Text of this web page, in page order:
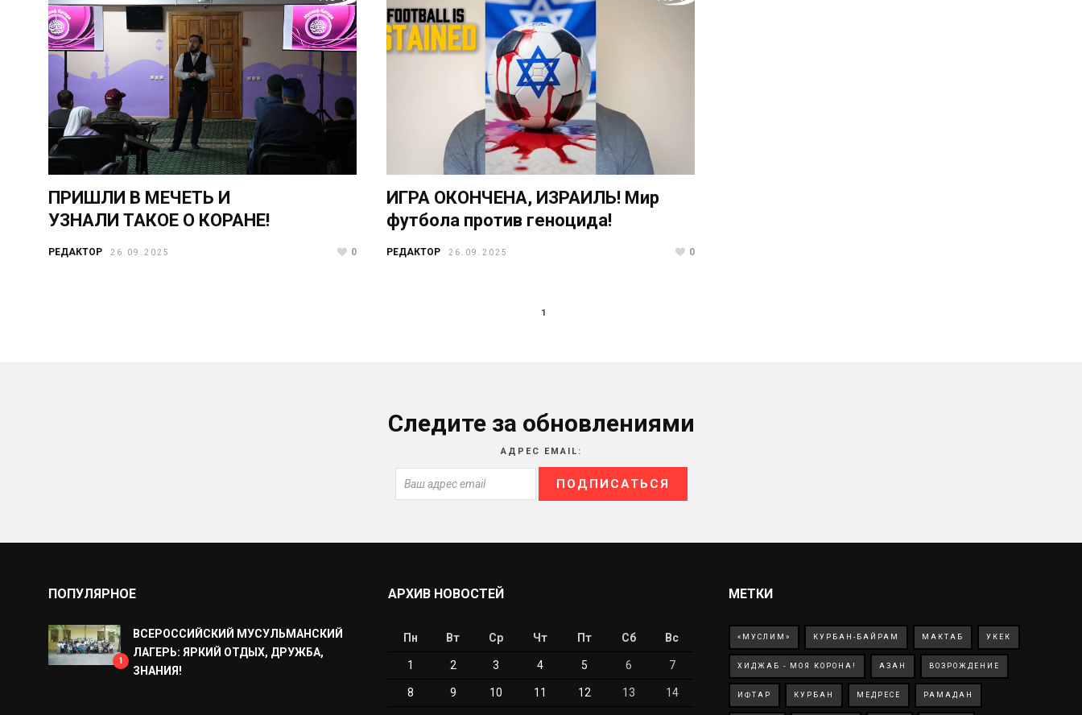
ПРИШЛИ В МЕЧЕТЬ И
УЗНАЛИ ТАКОЕ О КОРАНЕ!
РЕДАКТОР 26.09.2025 0
ИГРА ОКОНЧЕНА, ИЗРАИЛЬ! Мир
футбола против геноцида!
РЕДАКТОР 26.09.2025 0
1
Следите за обновлениями
АДРЕС EMAIL:
ПОПУЛЯРНОЕ
1
ВСЕРОССИЙСКИЙ МУСУЛЬМАНСКИЙ
ЛАГЕРЬ: ЯРКИЙ ОТДЫХ, ДРУЖБА,
ЗНАНИЯ!
АРХИВ НОВОСТЕЙ
Пн Вт Ср Чт Пт Сб Вс
1 2 3 4 5 6 7
8 9 10 11 12 13 14
МЕТКИ
«МУСЛИМ» КУРБАН-БАЙРАМ МАКТАБ УКЕК
ХИДЖАБ - МОЯ КОРОНА! АЗАН ВОЗРОЖДЕНИЕ
ИФТАР КУРБАН МЕДРЕСЕ РАМАДАН